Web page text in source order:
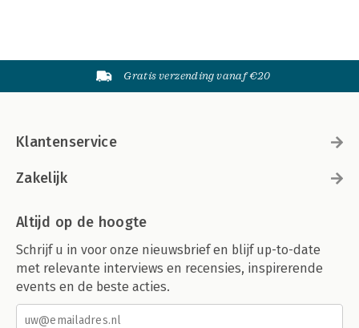
Gratis verzending vanaf €20
Klantenservice
Zakelijk
Altijd op de hoogte
Schrijf u in voor onze nieuwsbrief en blijf up-to-date
met relevante interviews en recensies, inspirerende
events en de beste acties.